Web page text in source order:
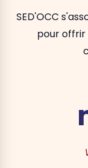
SED'OCC
pour offrir